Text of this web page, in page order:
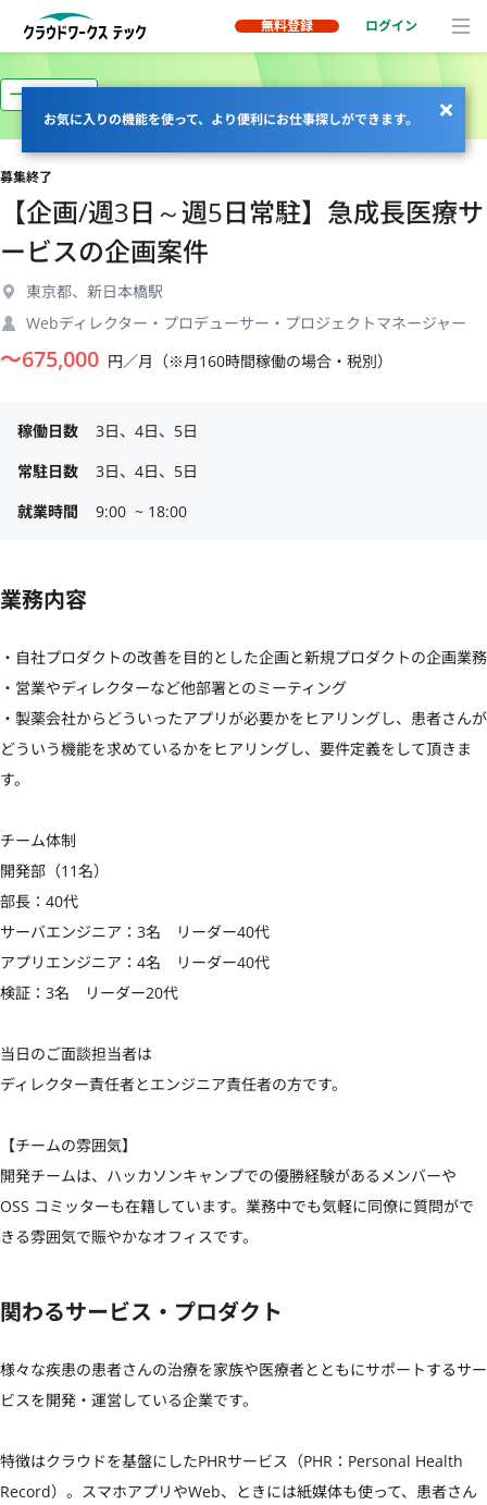
無料登録 ログイン
お気に入りの機能を使って、より便利にお仕事探しができます。
一部リモート
募集終了
【企画/週3日～週5日常駐】急成長医療サ
ービスの企画案件
東京都、新日本橋駅
Webディレクター・プロデューサー・プロジェクトマネージャー
〜675,000 円／月（※月160時間稼働の場合・税別）
稼働日数
3日、4日、5日
常駐日数
3日、4日、5日
就業時間
9:00  ~ 18:00
業務内容
・自社プロダクトの改善を目的とした企画と新規プロダクトの企画業務
・営業やディレクターなど他部署とのミーティング
・製薬会社からどういったアプリが必要かをヒアリングし、患者さんが
どういう機能を求めているかをヒアリングし、要件定義をして頂きま
す。
チーム体制
開発部（11名）
部長：40代
サーバエンジニア：3名　リーダー40代
アプリエンジニア：4名　リーダー40代
検証：3名　リーダー20代
当日のご面談担当者は
ディレクター責任者とエンジニア責任者の方です。
【チームの雰囲気】
開発チームは、ハッカソンキャンプでの優勝経験があるメンバーや
OSS コミッターも在籍しています。業務中でも気軽に同僚に質問がで
きる雰囲気で賑やかなオフィスです。
関わるサービス・プロダクト
様々な疾患の患者さんの治療を家族や医療者とともにサポートするサー
ビスを開発・運営している企業です。
特徴はクラウドを基盤にしたPHRサービス（PHR：Personal Health
Record）。スマホアプリやWeb、ときには紙媒体も使って、患者さん